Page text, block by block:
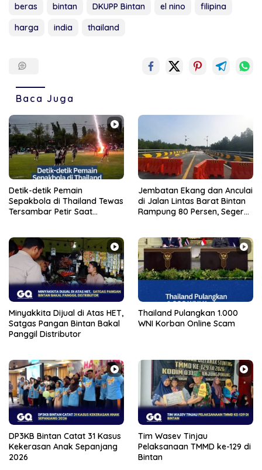
beras bintan DKUPP Bintan el nino
filipina
harga
india thailand
Baca Juga
‎Detik-detik Pemain
Sepakbola di Thailand Tewas
Tersambar Petir Saat
Jembatan Ekang dan Anculai
di Jalan Lintas Barat Bintan
Rampung 80 Persen, Segera
Minyakkita Dijual di Atas HET,
Satgas Pangan Bintan Bakal
Panggil Distributor
Thailand Pulangkan 1.000
WNI Korban Online Scam
DP3KB Bintan Catat 31 Kasus
Kekerasan Anak Sepanjang
2026
Tim Wasev Tinjau
Pelaksanaan TMMD ke-129 di
Bintan